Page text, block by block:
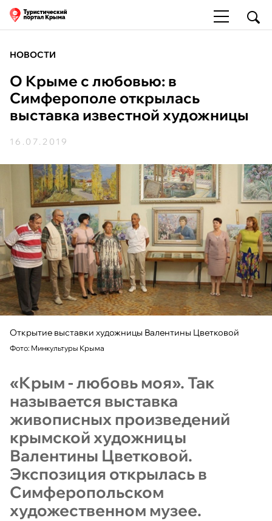
НОВОСТИ
О Крыме с любовью: в
Симферополе открылась
выставка известной художницы
16.07.2019
Открытие выставки художницы Валентины Цветковой
Фото: Минкультуры Крыма
«Крым - любовь моя». Так
называется выставка
живописных произведений
крымской художницы
Валентины Цветковой.
Экспозиция открылась в
Симферопольском
художественном музее.